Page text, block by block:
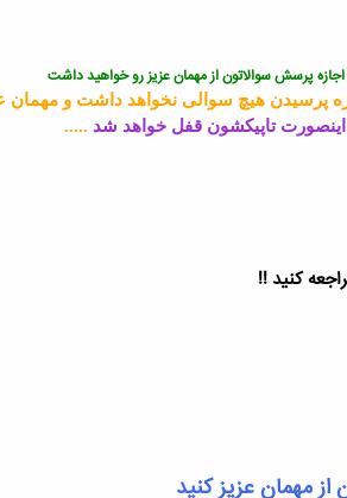
پرسش سوالاتون از مهمان عزیز رو خواهید داشت
پرسیدن هیچ سوالی نخواهد داشت و مهمان
اینصورت تاپیکشون قفل خواهد شد .....
کنید !!
مهمان عزیز کنید